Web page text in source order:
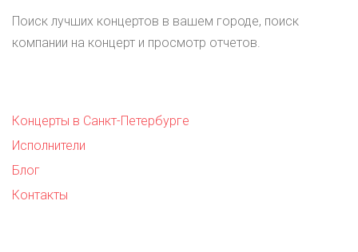
Поиск лучших концертов в вашем городе, поиск
компании на концерт и просмотр отчетов.
Концерты в Санкт-Петербурге
Исполнители
Блог
Контакты